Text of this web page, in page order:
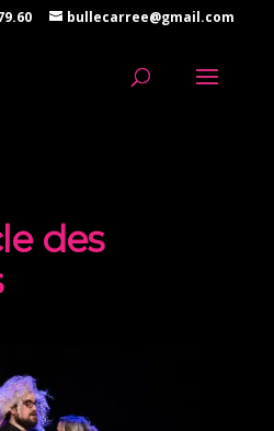
bullecarree@gmail.com
des